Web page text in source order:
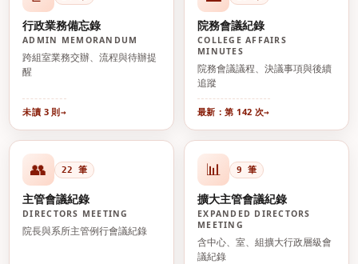
行政業務備忘錄
ADMIN MEMORANDUM
跨組室業務交辦、流程與待辦提
醒
未讀 3 則
院務會議紀錄
COLLEGE AFFAIRS
MINUTES
院務會議議程、決議事項與後續
追蹤
最新：第 142 次
👥 22 筆
主管會議紀錄
DIRECTORS MEETING
院長與系所主管例行會議紀錄
📊 9 筆
擴大主管會議紀錄
EXPANDED DIRECTORS
MEETING
含中心、室、組擴大行政層級會
議紀錄